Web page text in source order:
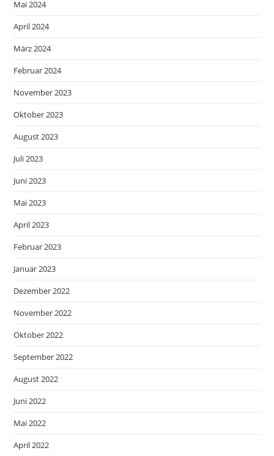
Mai 2024
April 2024
März 2024
Februar 2024
November 2023
Oktober 2023
August 2023
Juli 2023
Juni 2023
Mai 2023
April 2023
Februar 2023
Januar 2023
Dezember 2022
November 2022
Oktober 2022
September 2022
August 2022
Juni 2022
Mai 2022
April 2022